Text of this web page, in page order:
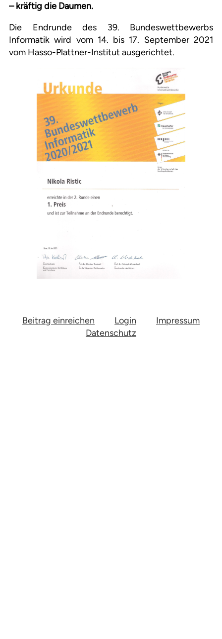
– kräftig die Daumen.
Die Endrunde des 39. Bundeswettbewerbs
Informatik wird vom 14. bis 17. September 2021
vom Hasso-Plattner-Institut ausgerichtet.
Beitrag einreichen Login
Impressum
Datenschutz